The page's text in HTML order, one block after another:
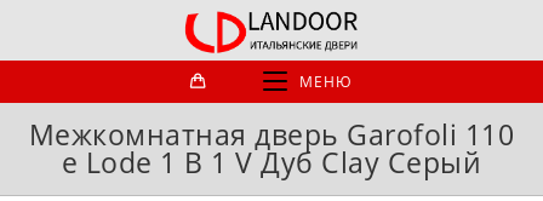
МЕНЮ
Межкомнатная дверь Garofoli 110
e Lode 1 B 1 V Дуб Clay Серый